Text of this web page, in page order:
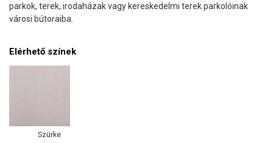
parkok, terek, irodaházak vagy kereskedelmi terek parkolóinak
városi bútoraiba.
Elérhető színek
Szürke